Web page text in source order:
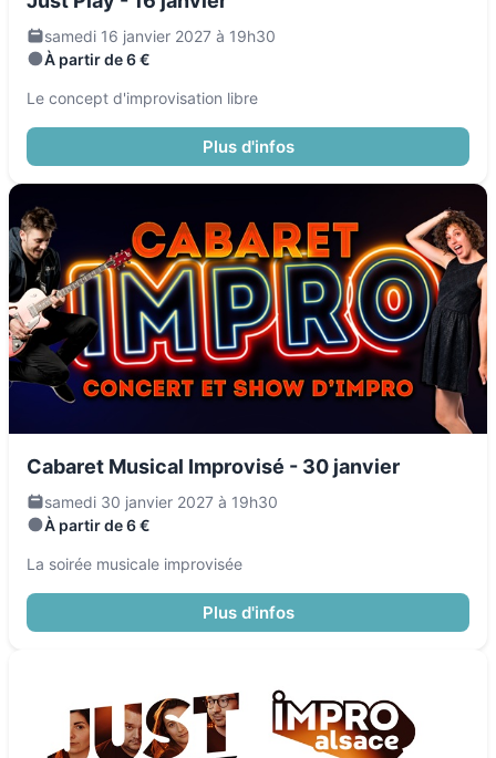
samedi 16 janvier 2027 à 19h30
À partir de 6 €
Le concept d'improvisation libre
Plus d'infos
Cabaret Musical Improvisé - 30 janvier
samedi 30 janvier 2027 à 19h30
À partir de 6 €
La soirée musicale improvisée
Plus d'infos